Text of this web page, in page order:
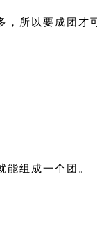
所以要成团
组成一个团。